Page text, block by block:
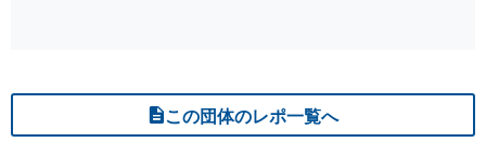
この団体のレポ一覧へ